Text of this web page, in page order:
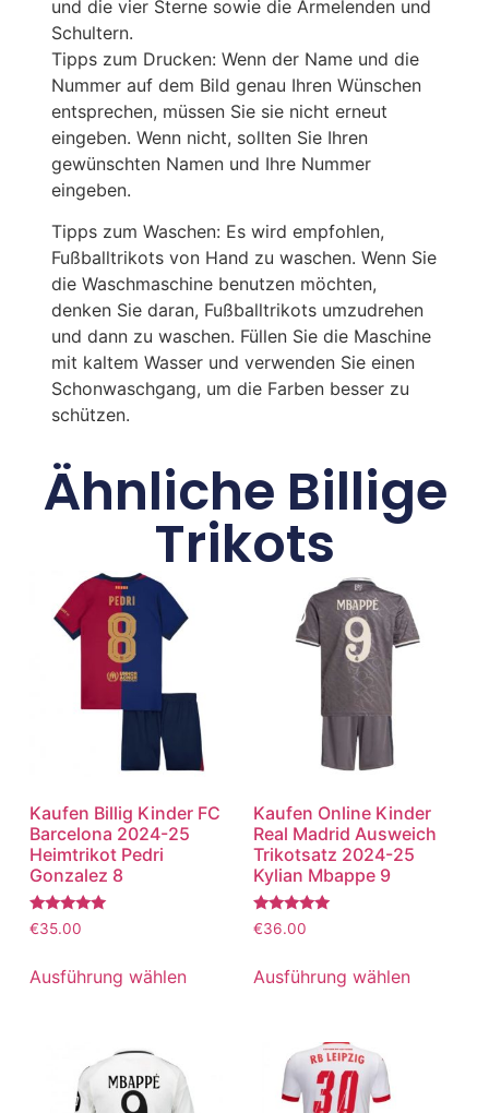
und die vier Sterne sowie die Ärmelenden und
Schultern.
Tipps zum Drucken: Wenn der Name und die
Nummer auf dem Bild genau Ihren Wünschen
entsprechen, müssen Sie sie nicht erneut
eingeben. Wenn nicht, sollten Sie Ihren
gewünschten Namen und Ihre Nummer
eingeben.
Tipps zum Waschen: Es wird empfohlen,
Fußballtrikots von Hand zu waschen. Wenn Sie
die Waschmaschine benutzen möchten,
denken Sie daran, Fußballtrikots umzudrehen
und dann zu waschen. Füllen Sie die Maschine
mit kaltem Wasser und verwenden Sie einen
Schonwaschgang, um die Farben besser zu
schützen.
Ähnliche Billige
Trikots
Kaufen Billig Kinder FC
Barcelona 2024-25
Heimtrikot Pedri
Gonzalez 8
Bewertet
mit
von 5
€35.00
Ausführung wählen
Kaufen Online Kinder
Real Madrid Ausweich
Trikotsatz 2024-25
Kylian Mbappe 9
Bewertet
mit
von 5
€36.00
Ausführung wählen